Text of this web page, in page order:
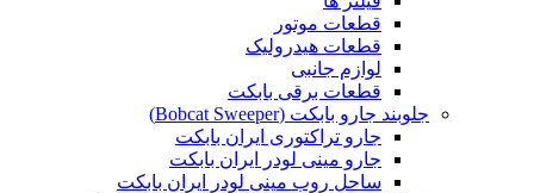
قطعات موتور
قطعات هیدرولیک
لوازم جانبی
قطعات برقی بابکت
جلوبند جارو بابکت (Bobcat Sweeper)
جارو تراکتوری ایران بابکت
جارو مینی لودر ایران بابکت
ساحل روب مینی لودر ایران بابکت